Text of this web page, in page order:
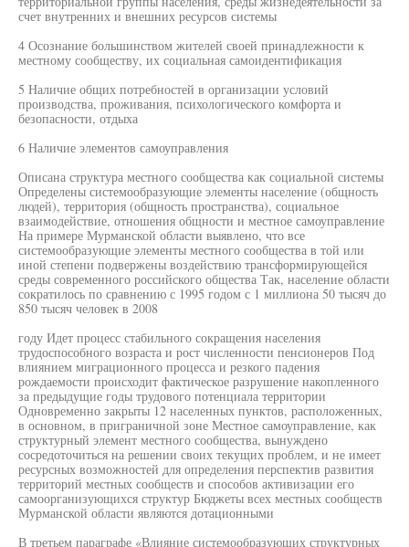
счет внутренних и внешних ресурсов системы
4 Осознание большинством жителей своей принадлежности к
местному сообществу, их социальная самоидентификация
5 Наличие общих потребностей в организации условий
производства, проживания, психологического комфорта и
безопасности, отдыха
6 Наличие элементов самоуправления
Описана структура местного сообщества как социальной системы
Определены системообразующие элементы население (общность
людей), территория (общность пространства), социальное
взаимодействие, отношения общности и местное самоуправление
На примере Мурманской области выявлено, что все
системообразующие элементы местного сообщества в той или
иной степени подвержены воздействию трансформирующейся
среды современного российского общества Так, население области
сократилось по сравнению с 1995 годом с 1 миллиона 50 тысяч до
850 тысяч человек в 2008
году Идет процесс стабильного сокращения населения
трудоспособного возраста и рост численности пенсионеров Под
влиянием миграционного процесса и резкого падения
рождаемости происходит фактическое разрушение накопленного
за предыдущие годы трудового потенциала территории
Одновременно закрыты 12 населенных пунктов, расположенных,
в основном, в приграничной зоне Местное самоуправление, как
структурный элемент местного сообщества, вынуждено
сосредоточиться на решении своих текущих проблем, и не имеет
ресурсных возможностей для определения перспектив развития
территорий местных сообществ и способов активизации его
самоорганизующихся структур Бюджеты всех местных сообществ
Мурманской области являются дотационными
В третьем параграфе «Влияние системообразующих структурных